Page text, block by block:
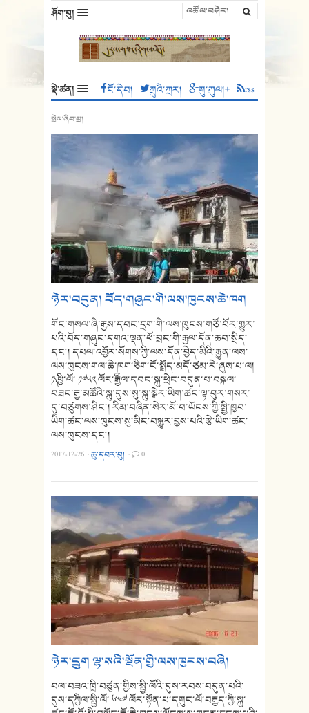
ཤོག་བུ།
སྡེ་ཚན། ངོ་དེབ། ཀྲུའི་ཀྲར། གུ་ཀུལ།+ rss
སྤེལ་ཞིབ་ཕྲ།
ཉེར་བདུན། བོད་གཞུང་གི་ལས་ཁུངས་ཆེ་ཁག
གོང་གསལ་ཞི་རྒྱས་དབང་དྲག་གི་ལས་ཁུངས་གཙོ་བོར་གྱུར་
པའི་བོད་གཞུང་དགའ་ལྡན་ཕོ་བྲང་གི་རྒྱལ་དོན་ཆབ་སྲིད་
དང༌། དཔལ་འབྱོར་སོགས་ཀྱི་ལས་དོན་བྱེད་མིའི་རྒྱུན་ལས་
ལས་ཁུངས་གལ་ཆེ་ཁག་ཅིག་ངོ་སྤྲོད་མདོ་ཙམ་རེ་ཞུས་པ་ལ།
༡༽ ཕྱི་ལོ་ ༡༧༥༢ ལོར་༸རྒྱལ་དབང་སྐུ་ཕྲེང་བདུན་པ་བསྐལ་
བཟང་རྒྱ་མཚོའི་སྐུ་དུས་སུ་སྐུ་སྒེར་ཡིག་ཚང་ལྟ་བུར་གསར་
དུ་བཙུགས་ཤིང༌། རིམ་བཞིན་སེར་མོ་བ་ཡོངས་ཀྱི་སྤྱི་ཁྱབ་
ཡིག་ཚང་ལས་ཁུངས་སུ་མིང་བསྒྱུར་བྱས་པའི་རྩེ་ཡིག་ཚང་
ལས་ཁུངས་དང༌།
2017-12-26 ·ཆུ་དབར་བུ། · 0
ཉེར་དྲུག ལྷ་སའི་སྔོན་གྱི་ལས་ཁུངས་བཞི།
བལ་བཟའ་ཁྲི་བཙུན་གྱིས་སྤྱི་ལོའི་དུས་རབས་བདུན་པའི་
དུས་དཀྱིལ་སྤྱི་ལོ་ ༦༤༧ ལོར་སྟོན་པ་དགུང་ལོ་བརྒྱད་ཀྱི་སྐུ་